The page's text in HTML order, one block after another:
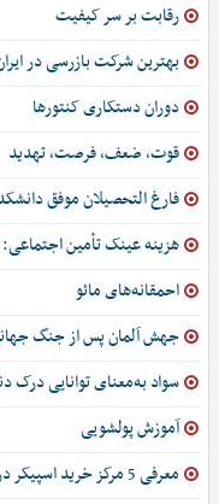
رقابت بر سر کیفیت
بهترین شرکت بازرسی در
دوران دستکاری کنتورها
قوت، ضعف، فرصت، تهدید
فارغ التحصیلان موفق
هزینه عینک تأمین
احمقانه‌های مائو
جهش آلمان پس از جنگ
سواد به‌معنای توانایی درک
آموزش پولشویی
معرفی 5 مرکز خرید اسپیکر در تهران